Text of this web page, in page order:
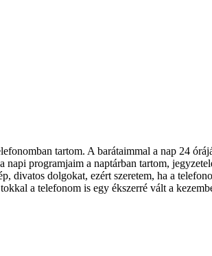
tartom. A barátaimmal a nap 24
programjaim a naptárban tartom,
divatos dolgokat, ezért szeretem, ha a
a telefonom is egy ékszerré vált a